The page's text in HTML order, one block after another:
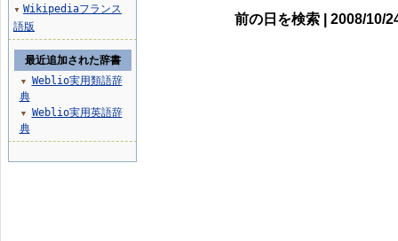
前の日を検索 | 2008/10/
▼ Wikipediaフランス
語版
最近追加された辞書
▼
Weblio実用類語辞
典
▼
Weblio実用英語辞
典